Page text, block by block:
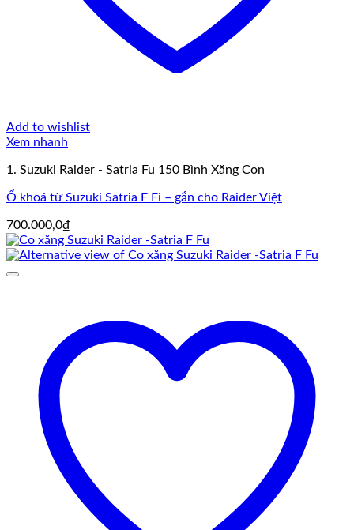
Add to wishlist
Xem nhanh
1. Suzuki Raider - Satria Fu 150 Bình Xăng Con
Ổ khoá từ Suzuki Satria F Fi – gắn cho Raider Việt
700.000,0₫